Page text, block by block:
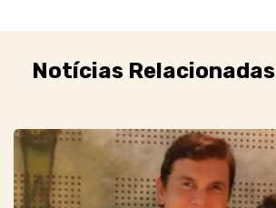
Notícias Relacionadas